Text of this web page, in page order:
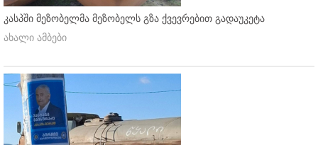
კასპში მეზობელმა მეზობელს გზა ქვევრებით გადაუკეტა
ახალი ამბები